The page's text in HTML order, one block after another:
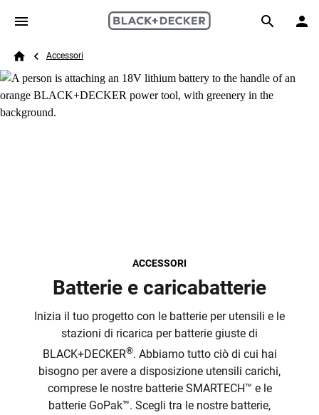
Skip to main content
Search
Breadcrumb
Accessori
ACCESSORI
Batterie e caricabatterie
Inizia il tuo progetto con le batterie per utensili e le
stazioni di ricarica per batterie giuste di
BLACK+DECKER®. Abbiamo tutto ciò di cui hai
bisogno per avere a disposizione utensili carichi,
comprese le nostre batterie SMARTECH™ e le
batterie GoPak™. Scegli tra le nostre batterie,